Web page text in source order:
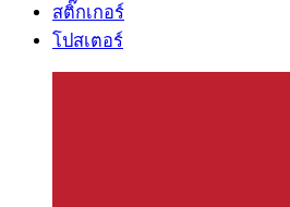
สติ๊กเกอร์
โปสเตอร์